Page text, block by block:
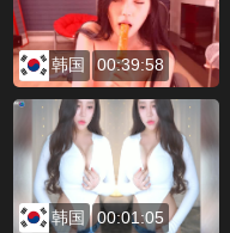
韩国 00:39:58
韩国 00:01:05